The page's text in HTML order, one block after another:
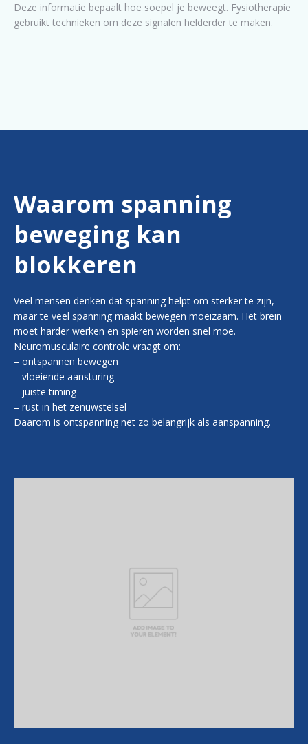
Deze informatie bepaalt hoe soepel je beweegt. Fysiotherapie
gebruikt technieken om deze signalen helderder te maken.
Waarom spanning
beweging kan
blokkeren
Veel mensen denken dat spanning helpt om sterker te zijn,
maar te veel spanning maakt bewegen moeizaam. Het brein
moet harder werken en spieren worden snel moe.
Neuromusculaire controle vraagt om:
– ontspannen bewegen
– vloeiende aansturing
– juiste timing
– rust in het zenuwstelsel
Daarom is ontspanning net zo belangrijk als aanspanning.